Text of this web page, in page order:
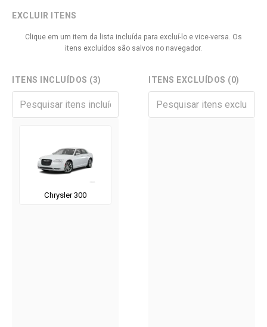
EXCLUIR ITENS
Clique em um item da lista incluída para excluí-lo e vice-versa. Os
itens excluídos são salvos no navegador.
ITENS INCLUÍDOS (3)
Chrysler 300
ITENS EXCLUÍDOS (0)